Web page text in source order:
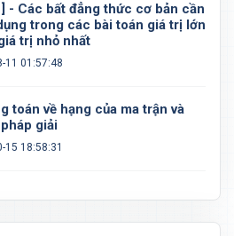
- Các bất đẳng thức cơ bản cần
trong các bài toán giá trị lớn
trị nhỏ nhất
11 01:57:48
toán về hạng của ma trận và
giải
15 18:58:31